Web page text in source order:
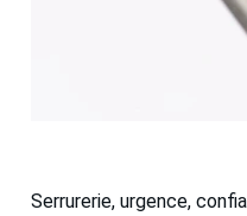
Serrurerie, urgence,